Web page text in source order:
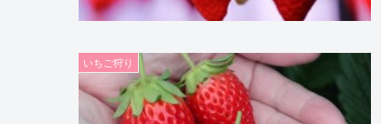
いちご狩り